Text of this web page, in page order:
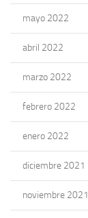
mayo 2022
abril 2022
marzo 2022
febrero 2022
enero 2022
diciembre 2021
noviembre 2021